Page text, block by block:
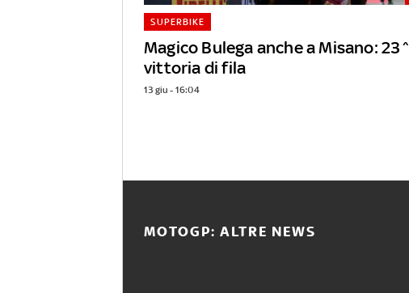
Magico Bulega anche a Misano: 23^
vittoria di fila
SUPERBIKE
13 giu - 16:04
MOTOGP: ALTRE NEWS